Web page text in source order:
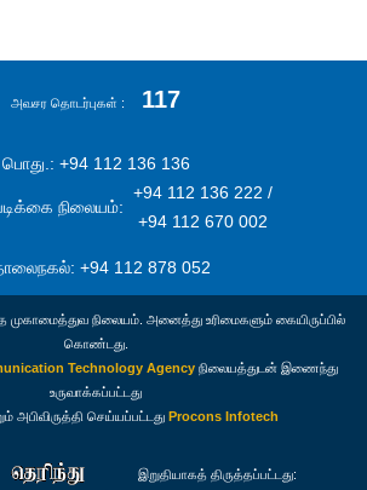
அவசர தொடர்புகள் 117
பொது.: +94 112 136 136
நிலையம்:
+94 112 136 222 /
+94 112 670 002
+94 112 878 052
முகாமைத்துவ நிலையம். அனைத்து உரிமைகளும் கையிருப்பில்
கொண்டது.
Technology Agencyநிலையத்துடன் இணைந்து
உருவாக்கப்பட்டது
அபிவிருத்தி செய்யப்பட்டது Procons Infotech
இறுதியாகத் திருத்தப்பட்டது: